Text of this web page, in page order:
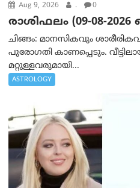
Aug 9, 2026 . 0
രാശിഫലം (09-08-
ചിങ്ങം: മാനസികവും
പുരോഗതി കാണപ്പെടും.
മറ്റുള്ളവരുമായി...
ASTROLOGY